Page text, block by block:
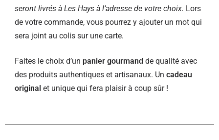
seront livrés à Les Hays à l’adresse de votre choix. Lors
de votre commande, vous pourrez y ajouter un mot qui
sera joint au colis sur une carte.
Faites le choix d’un panier gourmand de qualité avec
des produits authentiques et artisanaux. Un cadeau
original et unique qui fera plaisir à coup sûr !